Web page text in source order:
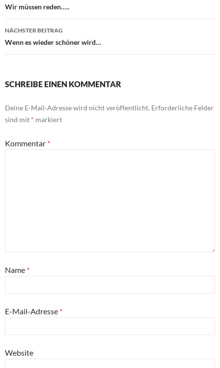
Wir müssen reden…..
NÄCHSTER BEITRAG
Wenn es wieder schöner wird…
SCHREIBE EINEN KOMMENTAR
Deine E-Mail-Adresse wird nicht veröffentlicht. Erforderliche Felder
sind mit * markiert
Kommentar *
Name *
E-Mail-Adresse *
Website